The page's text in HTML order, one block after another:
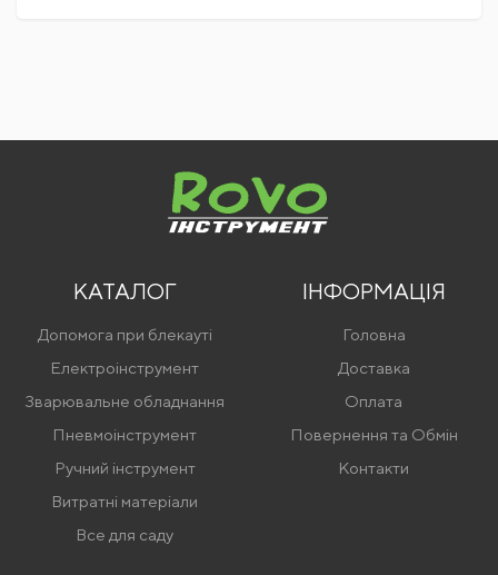
КАТАЛОГ
Допомога при блекауті
Електроінструмент
Зварювальне обладнання
Пневмоінструмент
Ручний інструмент
Витратні матеріали
Все для саду
ІНФОРМАЦІЯ
Головна
Доставка
Оплата
Повернення та Обмін
Контакти